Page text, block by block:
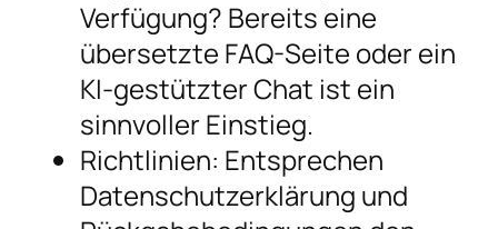
Verfügung? Bereits eine
übersetzte FAQ-Seite oder ein
KI-gestützter Chat ist ein
sinnvoller Einstieg.
Richtlinien: Entsprechen
Datenschutzerklärung und